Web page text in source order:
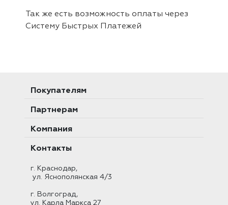
Так же есть возможность оплаты через
Систему Быстрых Платежей
Покупателям
Партнерам
Компания
Контакты
г. Краснодар,
ул. Яснополянская 4/3
г. Волгоград,
ул. Карла Маркса 27